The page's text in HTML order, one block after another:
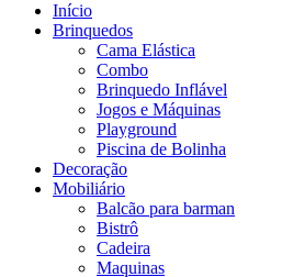
Início
Brinquedos
Cama Elástica
Combo
Brinquedo Inflável
Jogos e Máquinas
Playground
Piscina de Bolinha
Decoração
Mobiliário
Balcão para barman
Bistrô
Cadeira
Maquinas